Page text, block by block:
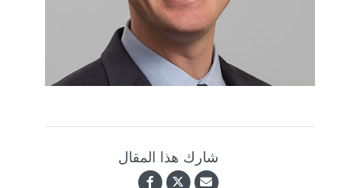
شارك هذا المقال